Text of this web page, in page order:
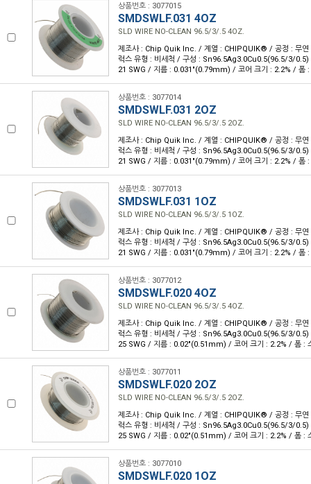
상품번호 : 3077015
SMDSWLF.031 4OZ
SLD WIRE NO-CLEAN 96.5/3/.5 4OZ.
제조사 : Chip Quik Inc. / 계열 : CHIPQUIK® / 공정 : 무연
럭스 유형 : 비세척 / 구성 : Sn96.5Ag3.0Cu0.5(96.5/3/0.5)
21 SWG / 지름 : 0.031"(0.79mm) / 코어 크기 : 2.2% / 폼
상품번호 : 3077014
SMDSWLF.031 2OZ
SLD WIRE NO-CLEAN 96.5/3/.5 2OZ.
제조사 : Chip Quik Inc. / 계열 : CHIPQUIK® / 공정 : 무연
럭스 유형 : 비세척 / 구성 : Sn96.5Ag3.0Cu0.5(96.5/3/0.5)
21 SWG / 지름 : 0.031"(0.79mm) / 코어 크기 : 2.2% / 폼
상품번호 : 3077013
SMDSWLF.031 1OZ
SLD WIRE NO-CLEAN 96.5/3/.5 1OZ.
제조사 : Chip Quik Inc. / 계열 : CHIPQUIK® / 공정 : 무연
럭스 유형 : 비세척 / 구성 : Sn96.5Ag3.0Cu0.5(96.5/3/0.5)
21 SWG / 지름 : 0.031"(0.79mm) / 코어 크기 : 2.2% / 폼
상품번호 : 3077012
SMDSWLF.020 4OZ
SLD WIRE NO-CLEAN 96.5/3/.5 4OZ.
제조사 : Chip Quik Inc. / 계열 : CHIPQUIK® / 공정 : 무연
럭스 유형 : 비세척 / 구성 : Sn96.5Ag3.0Cu0.5(96.5/3/0.5)
25 SWG / 지름 : 0.02"(0.51mm) / 코어 크기 : 2.2% / 폼 :
상품번호 : 3077011
SMDSWLF.020 2OZ
SLD WIRE NO-CLEAN 96.5/3/.5 2OZ.
제조사 : Chip Quik Inc. / 계열 : CHIPQUIK® / 공정 : 무연
럭스 유형 : 비세척 / 구성 : Sn96.5Ag3.0Cu0.5(96.5/3/0.5)
25 SWG / 지름 : 0.02"(0.51mm) / 코어 크기 : 2.2% / 폼 :
상품번호 : 3077010
SMDSWLF.020 1OZ